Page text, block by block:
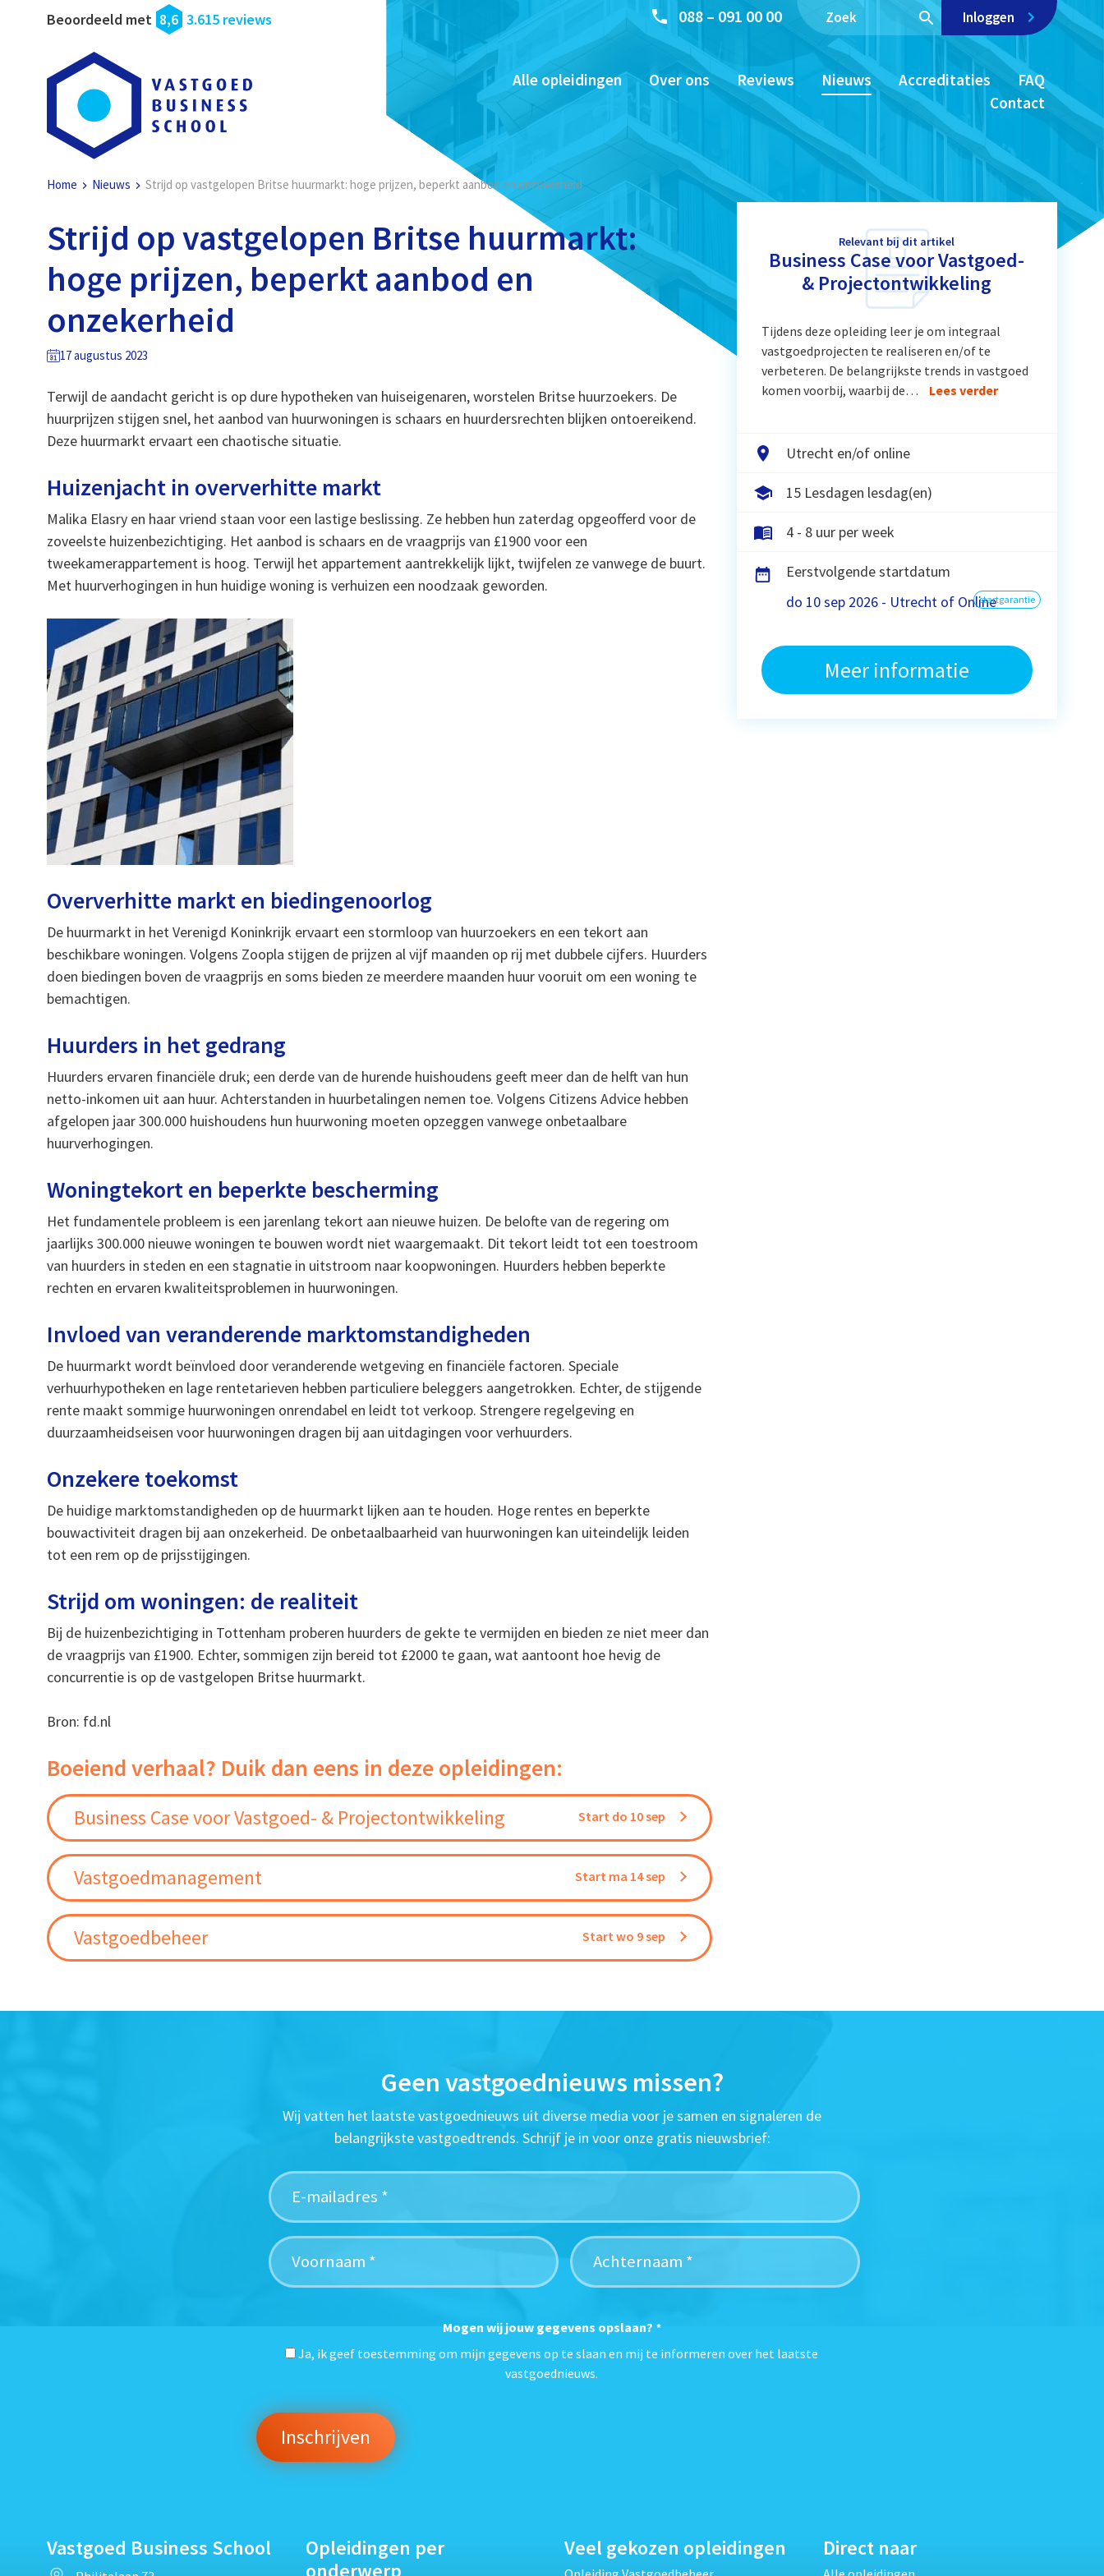
Beoordeeld met 8,6 3.615 reviews 088 – 091 00 00 Inloggen
Alle opleidingen Over ons Reviews Nieuws Accreditaties
FAQ
Contact
Home Nieuws Strijd op vastgelopen Britse huurmarkt: hoge prijzen, beperkt aanbod en onzekerheid
Strijd op vastgelopen Britse huurmarkt:
hoge prijzen, beperkt aanbod en
onzekerheid
17 augustus 2023
Terwijl de aandacht gericht is op dure hypotheken van huiseigenaren, worstelen Britse huurzoekers. De
huurprijzen stijgen snel, het aanbod van huurwoningen is schaars en huurdersrechten blijken ontoereikend.
Deze huurmarkt ervaart een chaotische situatie.
Huizenjacht in oververhitte markt
Malika Elasry en haar vriend staan voor een lastige beslissing. Ze hebben hun zaterdag opgeofferd voor de
zoveelste huizenbezichtiging. Het aanbod is schaars en de vraagprijs van £1900 voor een
tweekamerappartement is hoog. Terwijl het appartement aantrekkelijk lijkt, twijfelen ze vanwege de buurt.
Met huurverhogingen in hun huidige woning is verhuizen een noodzaak geworden.
Oververhitte markt en biedingenoorlog
De huurmarkt in het Verenigd Koninkrijk ervaart een stormloop van huurzoekers en een tekort aan
beschikbare woningen. Volgens Zoopla stijgen de prijzen al vijf maanden op rij met dubbele cijfers. Huurders
doen biedingen boven de vraagprijs en soms bieden ze meerdere maanden huur vooruit om een woning te
bemachtigen.
Huurders in het gedrang
Huurders ervaren financiële druk; een derde van de hurende huishoudens geeft meer dan de helft van hun
netto-inkomen uit aan huur. Achterstanden in huurbetalingen nemen toe. Volgens Citizens Advice hebben
afgelopen jaar 300.000 huishoudens hun huurwoning moeten opzeggen vanwege onbetaalbare
huurverhogingen.
Woningtekort en beperkte bescherming
Het fundamentele probleem is een jarenlang tekort aan nieuwe huizen. De belofte van de regering om
jaarlijks 300.000 nieuwe woningen te bouwen wordt niet waargemaakt. Dit tekort leidt tot een toestroom
van huurders in steden en een stagnatie in uitstroom naar koopwoningen. Huurders hebben beperkte
rechten en ervaren kwaliteitsproblemen in huurwoningen.
Invloed van veranderende marktomstandigheden
De huurmarkt wordt beïnvloed door veranderende wetgeving en financiële factoren. Speciale
verhuurhypotheken en lage rentetarieven hebben particuliere beleggers aangetrokken. Echter, de stijgende
rente maakt sommige huurwoningen onrendabel en leidt tot verkoop. Strengere regelgeving en
duurzaamheidseisen voor huurwoningen dragen bij aan uitdagingen voor verhuurders.
Onzekere toekomst
De huidige marktomstandigheden op de huurmarkt lijken aan te houden. Hoge rentes en beperkte
bouwactiviteit dragen bij aan onzekerheid. De onbetaalbaarheid van huurwoningen kan uiteindelijk leiden
tot een rem op de prijsstijgingen.
Strijd om woningen: de realiteit
Bij de huizenbezichtiging in Tottenham proberen huurders de gekte te vermijden en bieden ze niet meer dan
de vraagprijs van £1900. Echter, sommigen zijn bereid tot £2000 te gaan, wat aantoont hoe hevig de
concurrentie is op de vastgelopen Britse huurmarkt.
Bron: fd.nl
Boeiend verhaal? Duik dan eens in deze opleidingen:
Business Case voor Vastgoed- & Projectontwikkeling Start do 10 sep
Vastgoedmanagement Start ma 14 sep
Vastgoedbeheer Start wo 9 sep
Relevant bij dit artikel
Business Case voor Vastgoed-
& Projectontwikkeling
Tijdens deze opleiding leer je om integraal
vastgoedprojecten te realiseren en/of te
verbeteren. De belangrijkste trends in vastgoed
komen voorbij, waarbij de…
Lees verder
Utrecht en/of online
15 Lesdagen lesdag(en)
4 - 8 uur per week
Eerstvolgende startdatum
do 10 sep 2026 - Utrecht of Onlinestartgarantie
Meer informatie
Geen vastgoednieuws missen?
Wij vatten het laatste vastgoednieuws uit diverse media voor je samen en signaleren de
belangrijkste vastgoedtrends. Schrijf je in voor onze gratis nieuwsbrief:
Mogen wij jouw gegevens opslaan? *
Ja, ik geef toestemming om mijn gegevens op te slaan en mij te informeren over het laatste
vastgoednieuws.
Vastgoed Business School
Opleidingen per
onderwerp
Veel gekozen opleidingen Direct naar